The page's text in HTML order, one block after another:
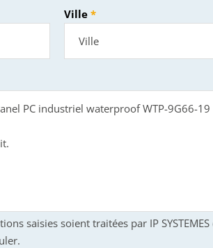
Ville
saisies soient traitées par IP